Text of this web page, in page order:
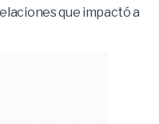
que impactó a